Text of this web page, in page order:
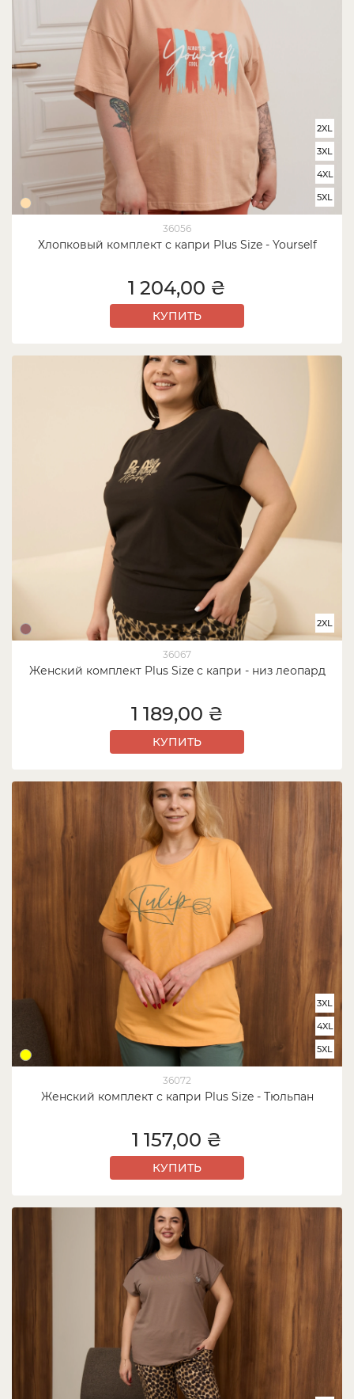
36056
Хлопковый комплект с капри Plus Size - Yourself
2XL
3XL
4XL
5XL
1 204,00 ₴
КУПИТЬ
36067
Женский комплект Plus Size с капри - низ леопард
2XL
1 189,00 ₴
КУПИТЬ
36072
Женский комплект с капри Plus Size - Тюльпан
3XL
4XL
5XL
1 157,00 ₴
КУПИТЬ